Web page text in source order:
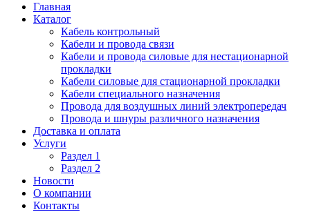
Главная
Каталог
Кабель контрольный
Кабели и провода связи
Кабели и провода силовые для нестационарной
прокладки
Кабели силовые для стационарной прокладки
Кабели специального назначения
Провода для воздушных линий электропередач
Провода и шнуры различного назначения
Доставка и оплата
Услуги
Раздел 1
Раздел 2
Новости
О компании
Контакты